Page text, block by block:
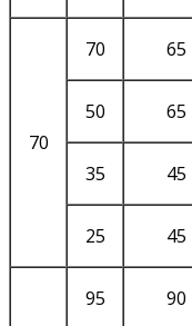
70
70 65
50 65
35 45
25 45
95 90